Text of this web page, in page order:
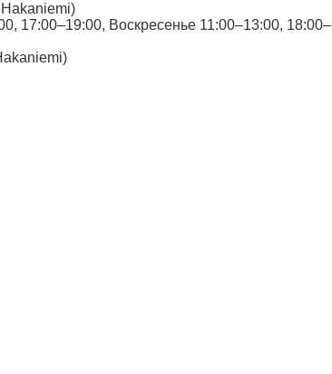
17:00–19:00, Воскресенье 11:00–13:00, 18:00–